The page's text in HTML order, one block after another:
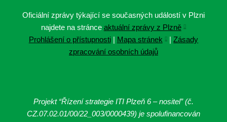
Oficiální zprávy týkající se současných událostí v Plzni
najdete na stránce aktuální zprávy z Plzně
Prohlášení o přístupnosti| Mapa stránek |Zásady
zpracování osobních údajů
Projekt “Řízení strategie ITI Plzeň 6 – nositel” (č.
CZ.07.02.01/00/22_003/0000439) je spolufinancován